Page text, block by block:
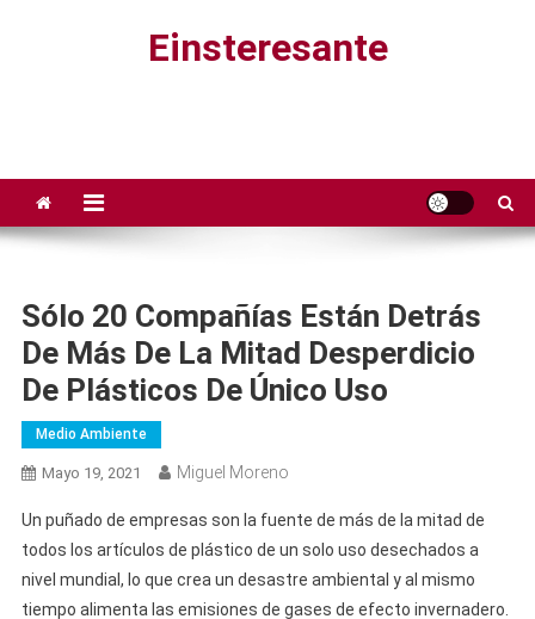
Einsteresante
Sólo 20 Compañías Están Detrás
De Más De La Mitad Desperdicio
De Plásticos De Único Uso
Medio Ambiente
Mayo 19, 2021 Miguel Moreno
Un puñado de empresas son la fuente de más de la mitad de
todos los artículos de plástico de un solo uso desechados a
nivel mundial, lo que crea un desastre ambiental y al mismo
tiempo alimenta las emisiones de gases de efecto invernadero.